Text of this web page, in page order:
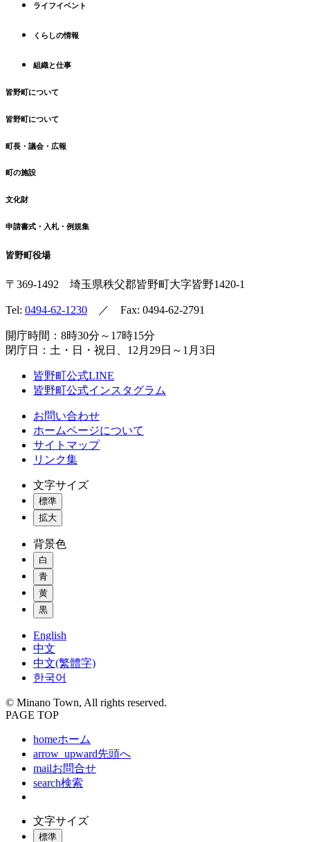
ライフイベント
くらしの情報
組織と仕事
皆野町について
皆野町について
町長・議会・広報
町の施設
文化財
申請書式・入札・例規集
皆野町役場
〒369-1492 埼玉県秩父郡皆野町大字皆野1420-1
Tel: 0494-62-1230 ／ Fax: 0494-62-2791
開庁時間：8時30分～17時15分
閉庁日：土・日・祝日、12月29日～1月3日
皆野町公式LINE
皆野町公式インスタグラム
お問い合わせ
ホームページについて
サイトマップ
リンク集
文字サイズ
標準
拡大
背景色
白
青
黄
黒
English
中文
中文(繁體字)
한국어
© Minano Town, All rights reserved.
PAGE TOP
homeホーム
arrow_upward先頭へ
mailお問合せ
search検索
文字サイズ
標準